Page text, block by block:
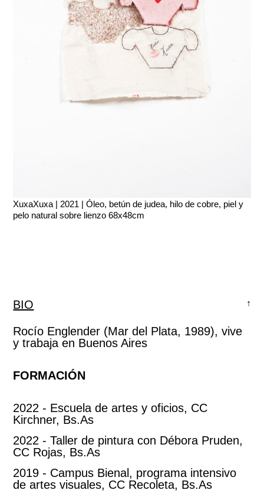
XuxaXuxa | 2021 | Óleo, betún de judea, hilo de cobre, piel y
pelo natural sobre lienzo 68x48cm
BIO ↑
Rocío Englender (Mar del Plata, 1989), vive
y trabaja en Buenos Aires
FORMACIÓN
2022 - Escuela de artes y oficios, CC
Kirchner, Bs.As
2022 - Taller de pintura con Débora Pruden,
CC Rojas, Bs.As
2019 - Campus Bienal, programa intensivo
de artes visuales, CC Recoleta, Bs.As